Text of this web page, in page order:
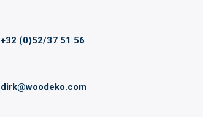
+32 (0)52/37 51 56
dirk@woodeko.com